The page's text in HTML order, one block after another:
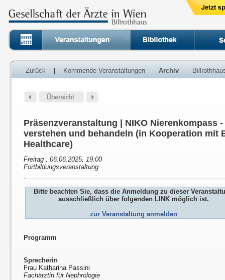
Zurück Kommende Veranstaltungen Archiv
Präsenzveranstaltung | NIKO Nierenkompass
verstehen und behandeln (in Kooperation mit
Healthcare)
Freitag , 06.06.2025, 19:00
Fortbildungsveranstaltung
Bitte beachten Sie, dass die Anmeldung zu dieser
ausschließlich über folgenden LINK möglich ist.
zur Veranstaltung anmelden
Programm
Sprecherin
Frau Katharina Passini
Fachärztin für Nephrologie